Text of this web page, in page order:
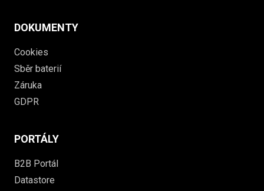
DOKUMENTY
Cookies
Sběr baterií
Záruka
GDPR
PORTÁLY
B2B Portál
Datastore